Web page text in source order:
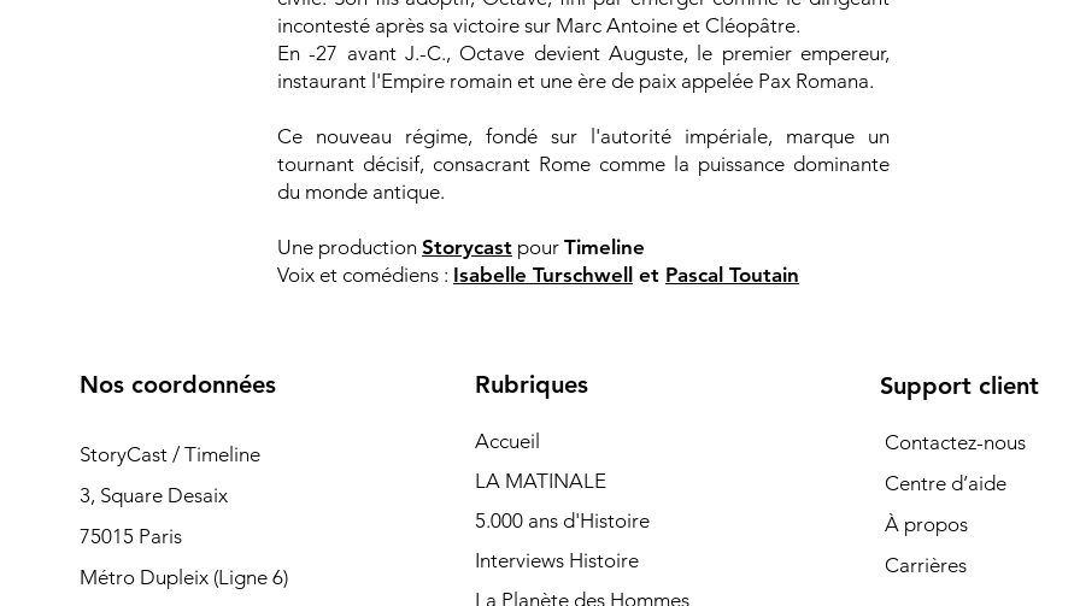
incontesté après sa victoire sur Marc Antoine et Cléopâtre.
En -27 avant J.-C., Octave devient Auguste, le premier empereur,
instaurant l'Empire romain et une ère de paix appelée Pax Romana.
Ce nouveau régime, fondé sur l'autorité impériale, marque un
tournant décisif, consacrant Rome comme la puissance dominante
du monde antique.
Une production Storycast pour Timeline
Voix et comédiens : Isabelle Turschwell et Pascal Toutain
Nos coordonnées
StoryCast / Timeline
3, Square Desaix
75015 Paris
Métro Dupleix (Ligne 6)
Rubriques
Accueil
LA MATINALE
5.000 ans d'Histoire
Interviews Histoire
La Planète des Hommes
Support client
Contactez-nous
Centre d’aide
À propos
Carrières